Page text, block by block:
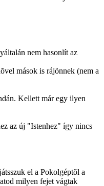
nem hasonlít az
mások is rájönnek (nem a
Kellett már egy ilyen
az új "Istenhez" így nincs
el a Pokolgéptõl a
milyen fejet vágtak